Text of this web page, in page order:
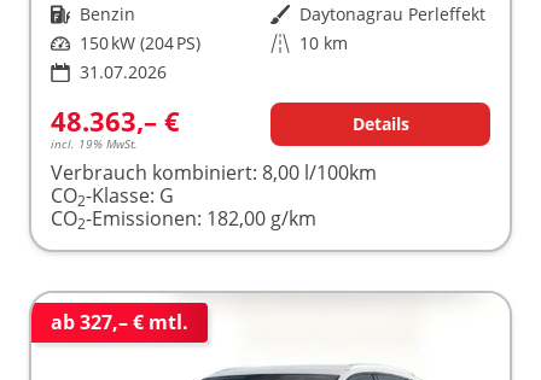
Kraftstoff Benzin Außenfarbe Daytonagrau Perleffekt
Leistung 150 kW (204 PS) Kilometerstand 10 km
31.07.2026
48.363,– €
incl. 19% MwSt.
Details
Verbrauch kombiniert: 8,00 l/100km
CO2-Klasse: G
CO2-Emissionen: 182,00 g/km
ab 327,– € mtl.